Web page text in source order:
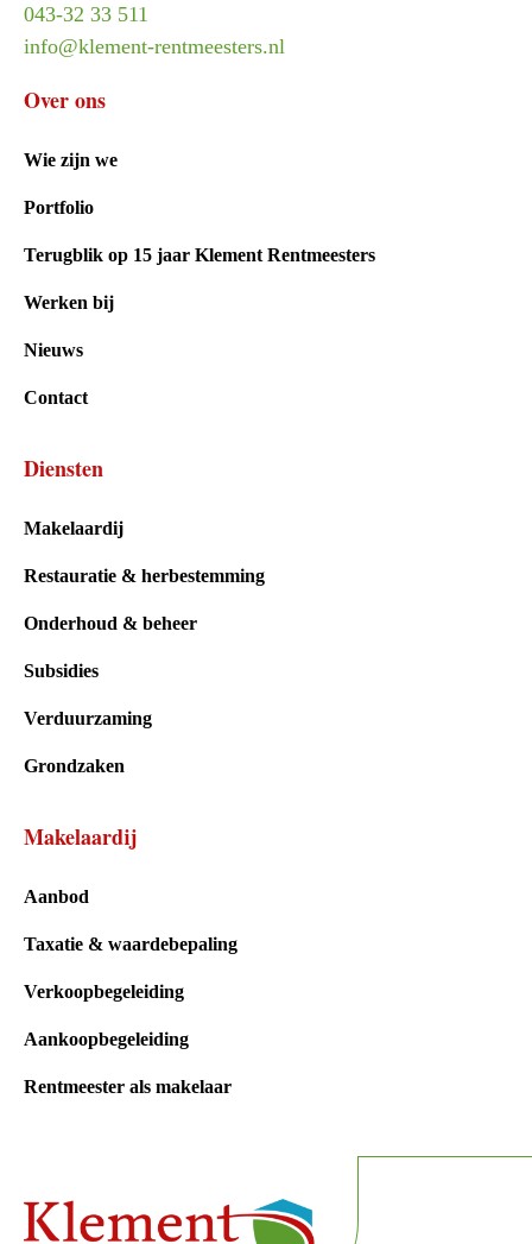
043-32 33 511
info@klement-rentmeesters.nl
Over ons
Wie zijn we
Portfolio
Terugblik op 15 jaar Klement Rentmeesters
Werken bij
Nieuws
Contact
Diensten
Makelaardij
Restauratie & herbestemming
Onderhoud & beheer
Subsidies
Verduurzaming
Grondzaken
Makelaardij
Aanbod
Taxatie & waardebepaling
Verkoopbegeleiding
Aankoopbegeleiding
Rentmeester als makelaar